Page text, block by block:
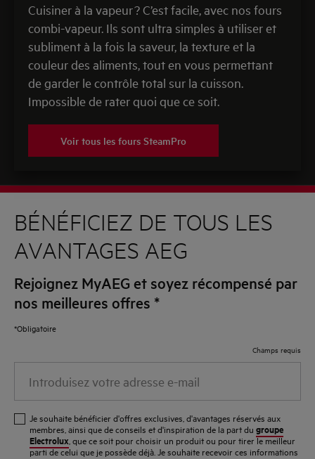
Cuisiner à la vapeur ? C’est facile, avec nos fours
combi-vapeur. Ils sont ultra simples à utiliser et
subliment à la fois la saveur, la texture et la
couleur des aliments, tout en vous permettant
de garder le contrôle total sur la cuisson.
Impossible de rater quoi que ce soit.
Voir tous les fours SteamPro
BÉNÉFICIEZ DE TOUS LES
AVANTAGES AEG
Rejoignez MyAEG et soyez récompensé par
nos meilleures offres *
*Obligatoire
Champs requis
votre
e-
mail
Je souhaite bénéficier d'offres exclusives, d'avantages réservés aux
membres, ainsi que de conseils et d'inspiration de la part du groupe
Electrolux , que ce soit pour choisir un produit ou pour tirer le meilleur
parti de celui que je possède déjà. Je souhaite recevoir ces informations